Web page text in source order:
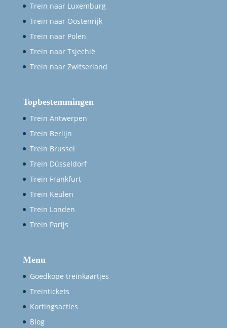
Trein naar Luxemburg
Trein naar Oostenrijk
Trein naar Polen
Trein naar Tsjechië
Trein naar Zwitserland
Topbestemmingen
Trein Antwerpen
Trein Berlijn
Trein Brussel
Trein Düsseldorf
Trein Frankfurt
Trein Keulen
Trein Londen
Trein Parijs
Menu
Goedkope treinkaartjes
Treintickets
Kortingsacties
Blog